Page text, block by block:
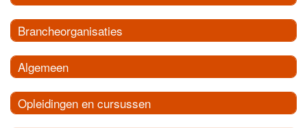
Brancheorganisaties
Algemeen
Opleidingen en cursussen